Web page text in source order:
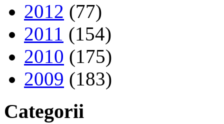
2012 (77)
2011 (154)
2010 (175)
2009 (183)
Categorii